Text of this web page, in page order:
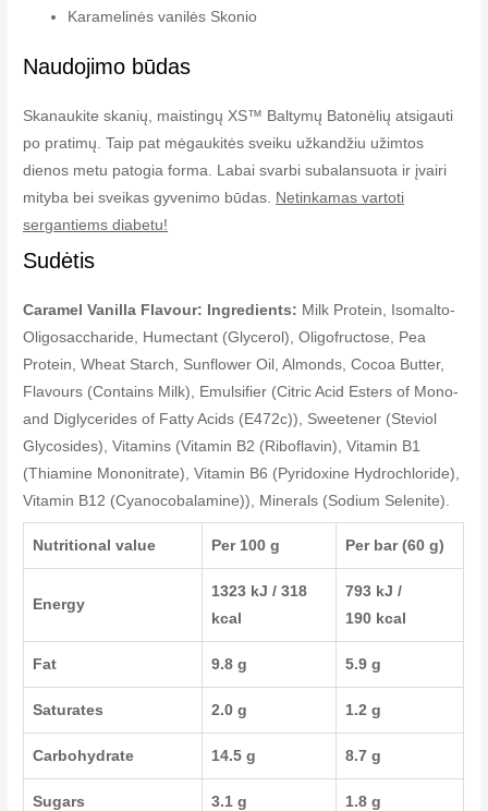
Karamelinės vanilės Skonio
Naudojimo būdas
Skanaukite skanių, maistingų XS™ Baltymų Batonėlių atsigauti
po pratimų. Taip pat mėgaukitės sveiku užkandžiu užimtos
dienos metu patogia forma. Labai svarbi subalansuota ir įvairi
mityba bei sveikas gyvenimo būdas. Netinkamas vartoti
sergantiems diabetu!
Sudėtis
Caramel Vanilla Flavour: Ingredients: Milk Protein, Isomalto-
Oligosaccharide, Humectant (Glycerol), Oligofructose, Pea
Protein, Wheat Starch, Sunflower Oil, Almonds, Cocoa Butter,
Flavours (Contains Milk), Emulsifier (Citric Acid Esters of Mono-
and Diglycerides of Fatty Acids (E472c)), Sweetener (Steviol
Glycosides), Vitamins (Vitamin B2 (Riboflavin), Vitamin B1
(Thiamine Mononitrate), Vitamin B6 (Pyridoxine Hydrochloride),
Vitamin B12 (Cyanocobalamine)), Minerals (Sodium Selenite).
Nutritional value Per 100 g Per bar (60 g)
Energy
1323 kJ / 318
kcal
793 kJ /
190 kcal
Fat 9.8 g 5.9 g
Saturates 2.0 g 1.2 g
Carbohydrate 14.5 g 8.7 g
Sugars 3.1 g 1.8 g